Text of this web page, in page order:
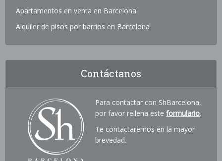
Apartamentos en venta en Barcelona
Alquiler de pisos por barrios en Barcelona
Contáctanos
Para contactar con ShBarcelona,
por favor rellena esteformulario.
Te contactaremos en la mayor
brevedad.